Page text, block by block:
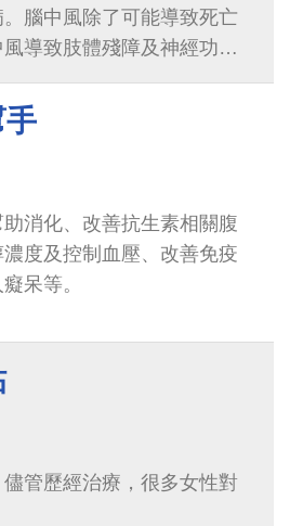
腦中風除了可能導致死亡
導致肢體殘障及神經功能
社會成本。
手
消化、改善抗生素相關腹
度及控制血壓、改善免疫
呆等。
管歷經治療，很多女性對